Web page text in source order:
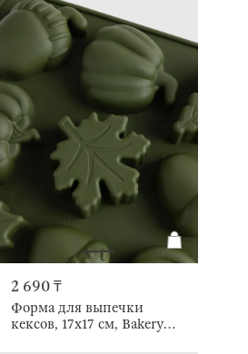
2 690 ₸
Форма для выпечки
кексов, 17x17 см, Bakery